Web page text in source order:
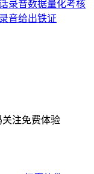
录音数据量化考核
音给出铁证
注免费体验